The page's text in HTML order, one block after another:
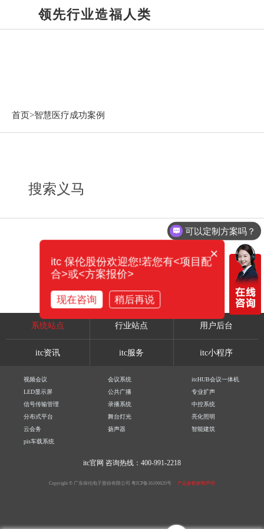
领先行业造福人类
首页>智慧医疗成功案例
搜索义马
系统站点 行业站点 用户后台
itc资讯 itc服务 itc小程序
视频会议 会议系统
itcHUB会议一体机
LED显示屏
公共广播
专业扩声
信号传输管理
录播系统
中控系统
分布式平台
舞台灯光
亮化照明
云会务
扬声器
智能建筑
pis车载系统
itc官网 咨询热线：400-991-2218
Copyright © 广东保伦电子股份有限公司 粤ICP备16106620号 产品参数解释声明
可以定制方案吗？
×
itc 保伦股份欢迎您!若您有<项目配
合>或<方案报价>
现在咨询 稍后再说